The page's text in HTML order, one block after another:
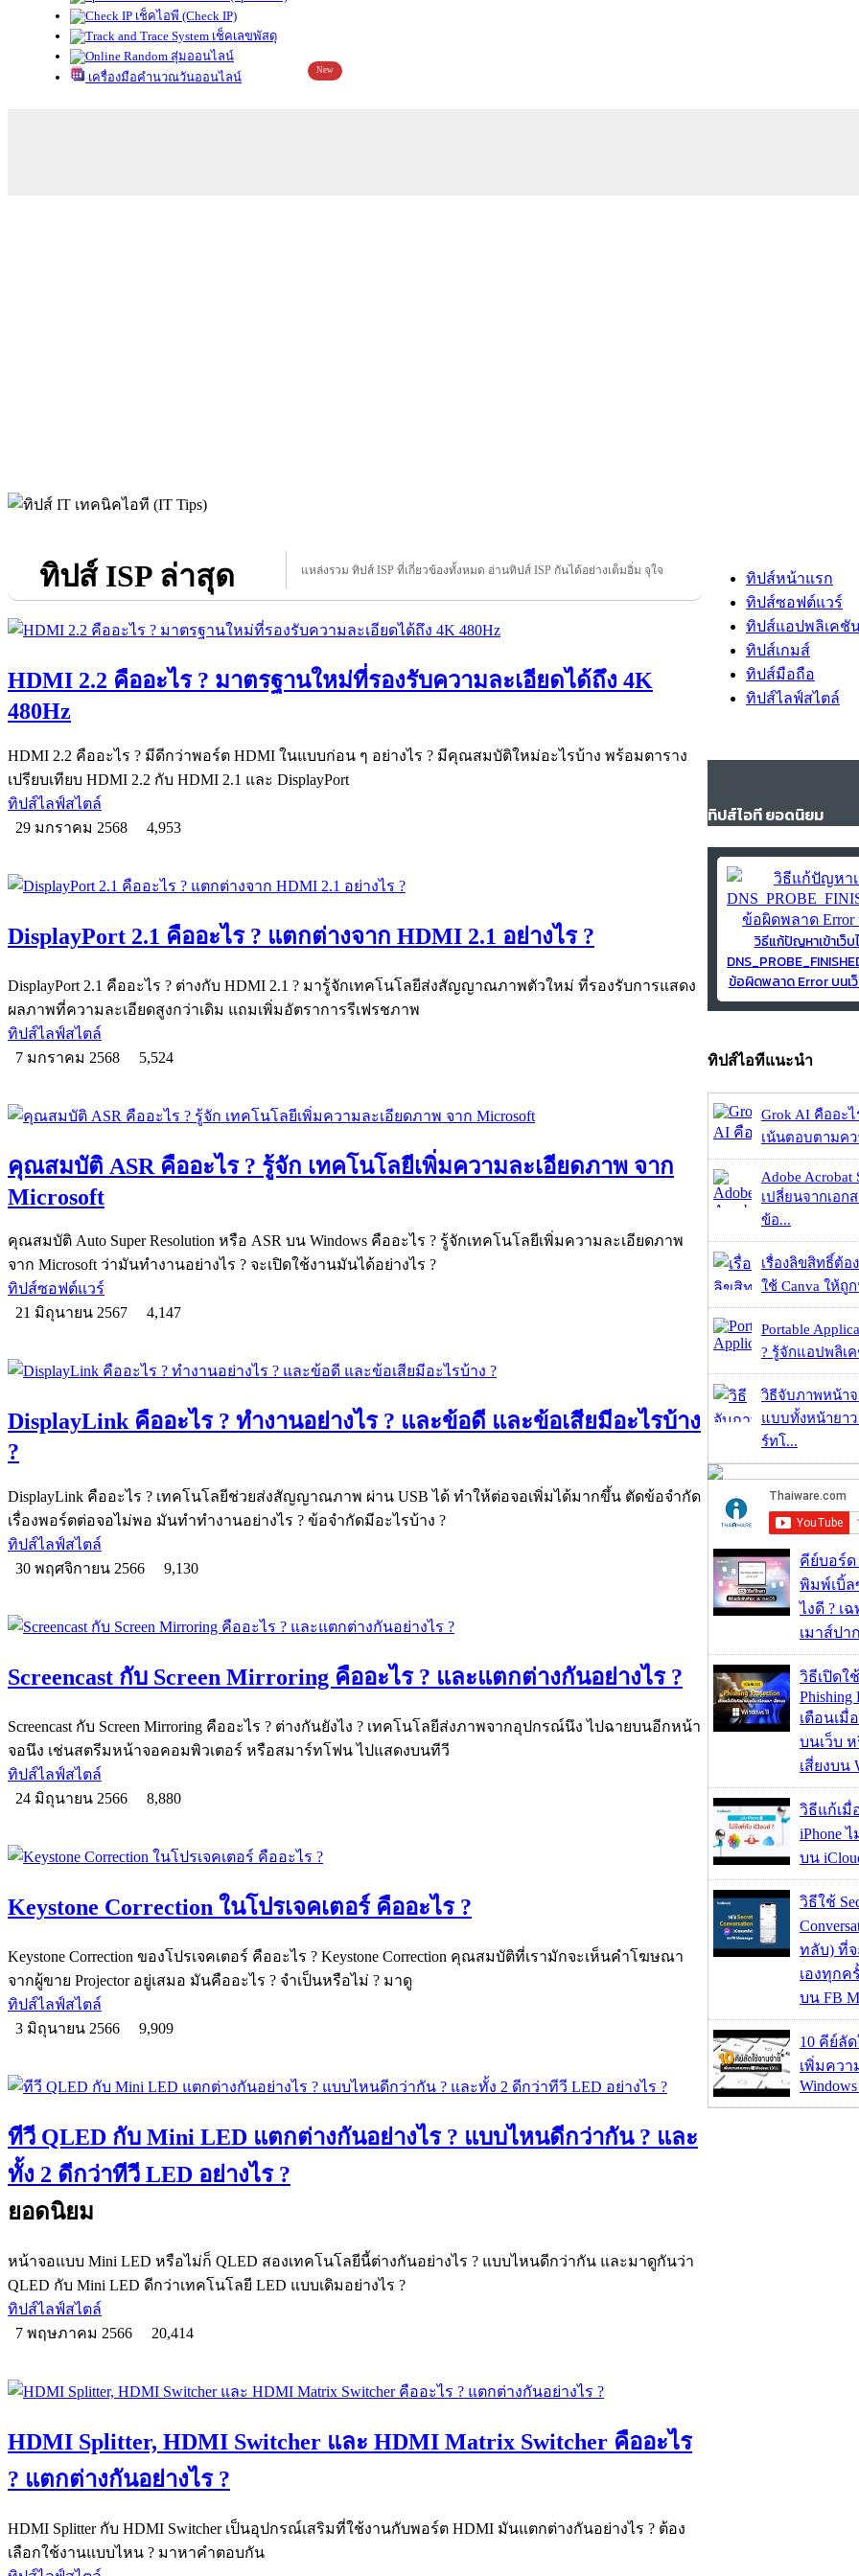
เช็คไอพี (Check IP)
เช็คเลขพัสดุ
สุ่มออนไลน์
เครื่องมือคำนวณวันออนไลน์
New
ทิปส์ ISP ล่าสุด แหล่งรวม ทิปส์ ISP ที่เกี่ยวข้องทั้งหมด อ่านทิปส์ ISP กันได้อย่างเต็มอิ่ม จุใจ
HDMI 2.2 คืออะไร ? มาตรฐานใหม่ที่รองรับความละเอียดได้ถึง 4K
480Hz
HDMI 2.2 คืออะไร ? มีดีกว่าพอร์ต HDMI ในแบบก่อน ๆ อย่างไร ? มีคุณสมบัติใหม่อะไรบ้าง พร้อมตาราง
เปรียบเทียบ HDMI 2.2 กับ HDMI 2.1 และ DisplayPort
ทิปส์ไลฟ์สไตล์
29 มกราคม 2568
4,953
DisplayPort 2.1 คืออะไร ? แตกต่างจาก HDMI 2.1 อย่างไร ?
DisplayPort 2.1 คืออะไร ? ต่างกับ HDMI 2.1 ? มารู้จักเทคโนโลยีส่งสัญญาณภาพตัวใหม่ ที่รองรับการแสดง
ผลภาพที่ความละเอียดสูงกว่าเดิม แถมเพิ่มอัตราการรีเฟรชภาพ
ทิปส์ไลฟ์สไตล์
7 มกราคม 2568
5,524
คุณสมบัติ ASR คืออะไร ? รู้จัก เทคโนโลยีเพิ่มความละเอียดภาพ จาก
Microsoft
คุณสมบัติ Auto Super Resolution หรือ ASR บน Windows คืออะไร ? รู้จักเทคโนโลยีเพิ่มความละเอียดภาพ
จาก Microsoft ว่ามันทำงานอย่างไร ? จะเปิดใช้งานมันได้อย่างไร ?
ทิปส์ซอฟต์แวร์
21 มิถุนายน 2567
4,147
DisplayLink คืออะไร ? ทำงานอย่างไร ? และข้อดี และข้อเสียมีอะไรบ้าง
?
DisplayLink คืออะไร ? เทคโนโลยีช่วยส่งสัญญาณภาพ ผ่าน USB ได้ ทำให้ต่อจอเพิ่มได้มากขึ้น ตัดข้อจำกัด
เรื่องพอร์ตต่อจอไม่พอ มันทำทำงานอย่างไร ? ข้อจำกัดมีอะไรบ้าง ?
ทิปส์ไลฟ์สไตล์
30 พฤศจิกายน 2566
9,130
Screencast กับ Screen Mirroring คืออะไร ? และแตกต่างกันอย่างไร ?
Screencast กับ Screen Mirroring คืออะไร ? ต่างกันยังไง ? เทคโนโลยีส่งภาพจากอุปกรณ์นึง ไปฉายบนอีกหน้า
จอนึง เช่นสตรีมหน้าจอคอมพิวเตอร์ หรือสมาร์ทโฟน ไปแสดงบนทีวี
ทิปส์ไลฟ์สไตล์
24 มิถุนายน 2566
8,880
Keystone Correction ในโปรเจคเตอร์ คืออะไร ?
Keystone Correction ของโปรเจคเตอร์ คืออะไร ? Keystone Correction คุณสมบัติที่เรามักจะเห็นคำโฆษณา
จากผู้ขาย Projector อยู่เสมอ มันคืออะไร ? จำเป็นหรือไม่ ? มาดู
ทิปส์ไลฟ์สไตล์
3 มิถุนายน 2566
9,909
ทีวี QLED กับ Mini LED แตกต่างกันอย่างไร ? แบบไหนดีกว่ากัน ? และ
ทั้ง 2 ดีกว่าทีวี LED อย่างไร ?
ยอดนิยม
หน้าจอแบบ Mini LED หรือไม่ก็ QLED สองเทคโนโลยีนี้ต่างกันอย่างไร ? แบบไหนดีกว่ากัน และมาดูกันว่า
QLED กับ Mini LED ดีกว่าเทคโนโลยี LED แบบเดิมอย่างไร ?
ทิปส์ไลฟ์สไตล์
7 พฤษภาคม 2566
20,414
HDMI Splitter, HDMI Switcher และ HDMI Matrix Switcher คืออะไร
? แตกต่างกันอย่างไร ?
HDMI Splitter กับ HDMI Switcher เป็นอุปกรณ์เสริมที่ใช้งานกับพอร์ต HDMI มันแตกต่างกันอย่างไร ? ต้อง
เลือกใช้งานแบบไหน ? มาหาคำตอบกัน
ทิปส์หน้าแรก
ทิปส์ซอฟต์แวร์
ทิปส์แอปพลิเคชั
ทิปส์เกมส์
ทิปส์มือถือ
ทิปส์ไลฟ์สไตล์
ทิปส์ไอที ยอดนิยม
วิธีแก้ปัญหาเข้าเว็บ
ข้อผิดพลาด Error บนเว็
ทิปส์ไอทีแนะนำ
Grok AI คืออะ
เน้นตอบตามคว
Adobe Acrobat
เปลี่ยนจากเอก
ข้อ...
เรื่องลิขสิทธิ์ต้อ
ใช้ Canva ให้ถูก
Portable
? รู้จักแอปพลิเ
วิธีจับภาพหน้าจ
แบบทั้งหน้ายา
ร์ทโ...
คีย์บอร์ด
พิมพ์เบิ้ล
ไงดี ? เ
เมาส์ปา
วิธีเปิดใ
Phishing
เตือนเมื่
บนเว็บ
เสี่ยงบน
วิธีแก้เ
iPhone
บน
วิธีใช้
ทลับ) ที่
เองทุกค
บน FB
10 คีย์ลั
เพิ่มคว